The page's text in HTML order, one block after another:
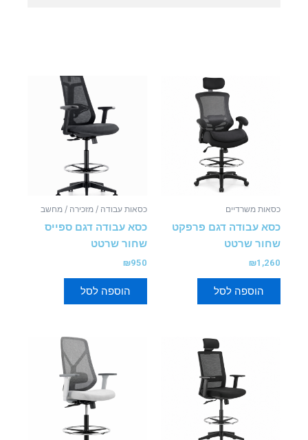
כסאות משרדיים
כסא עבודה דגם פרפקט
שחור שרטט
₪1,260
הוספה לסל
כסאות עבודה / מזכירה / מחשב
כסא עבודה דגם ספייס
שחור שרטט
₪950
הוספה לסל